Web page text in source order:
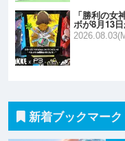
「勝利の女
ボが8月13
新着ブックマーク